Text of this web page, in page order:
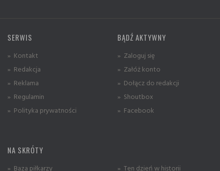
SERWIS
» Kontakt
» Redakcja
» Reklama
» Regulamin
» Polityka prywatności
BĄDŹ AKTYWNY
» Zaloguj się
» Załóż konto
» Dołącz do redakcji
» Shoutbox
» Facebook
NA SKRÓTY
» Baza piłkarzy » Ten dzień w historii